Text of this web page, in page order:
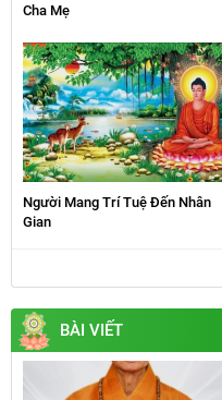
Cha Mẹ
Người Mang Trí Tuệ Đến Nhân
Gian
BÀI VIẾT